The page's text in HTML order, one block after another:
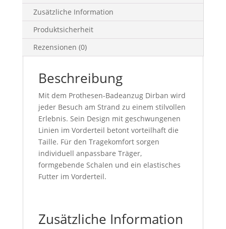
Zusätzliche Information
Produktsicherheit
Rezensionen (0)
Beschreibung
Mit dem Prothesen-Badeanzug Dirban wird
jeder Besuch am Strand zu einem stilvollen
Erlebnis. Sein Design mit geschwungenen
Linien im Vorderteil betont vorteilhaft die
Taille. Für den Tragekomfort sorgen
individuell anpassbare Träger,
formgebende Schalen und ein elastisches
Futter im Vorderteil.
Zusätzliche Information